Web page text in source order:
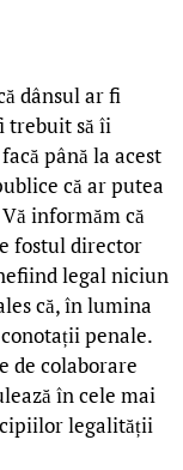
dânsul ar fi
trebuit să îi
până la acest
că ar putea
informăm că
fostul director
legal niciun
că, în lumina
penale.
de colaborare
în cele mai
legalității